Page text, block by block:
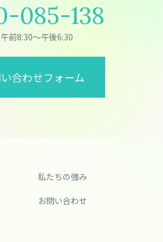
085-138
前8:30～午後6:30
合わせフォーム
私たちの強み
お問い合わせ